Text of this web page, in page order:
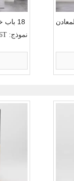
18 باب خزانة تخزين المعادن
نموذج: